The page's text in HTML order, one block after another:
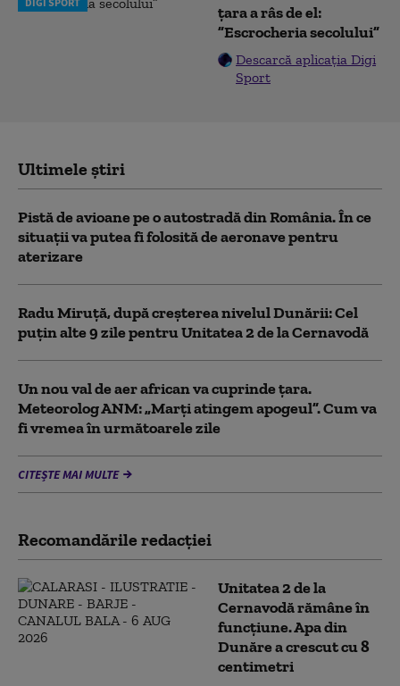
țara a râs de el:
”Escrocheria secolului”
Descarcă aplicația Digi
Sport
Ultimele știri
Pistă de avioane pe o autostradă din România. În ce
situații va putea fi folosită de aeronave pentru
aterizare
Radu Miruță, după creșterea nivelul Dunării: Cel
puțin alte 9 zile pentru Unitatea 2 de la Cernavodă
Un nou val de aer african va cuprinde țara.
Meteorolog ANM: „Marți atingem apogeul”. Cum va
fi vremea în următoarele zile
CITEȘTE MAI MULTE
Recomandările redacţiei
Unitatea 2 de la
Cernavodă rămâne în
funcțiune. Apa din
Dunăre a crescut cu 8
centimetri